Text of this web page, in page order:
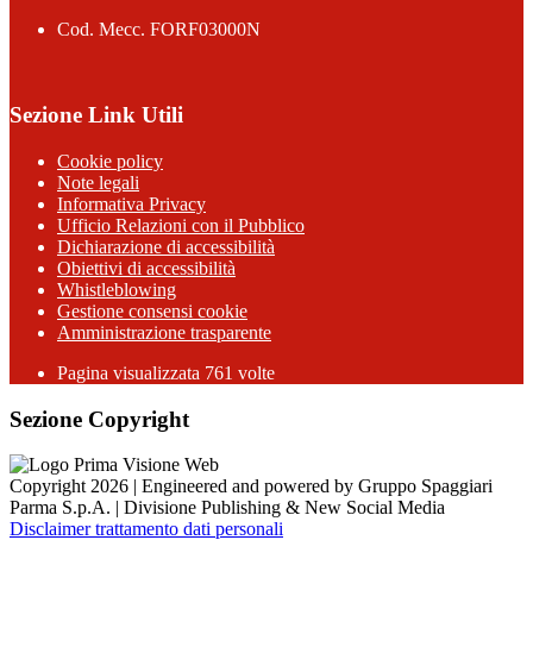
Cod. Mecc. FORF03000N
Sezione Link Utili
Cookie policy
Note legali
Informativa Privacy
Ufficio Relazioni con il Pubblico
Dichiarazione di accessibilità
Obiettivi di accessibilità
Whistleblowing
Gestione consensi cookie
Amministrazione trasparente
Pagina visualizzata 761 volte
Sezione Copyright
Copyright 2026 | Engineered and powered by Gruppo Spaggiari
Parma S.p.A. | Divisione Publishing & New Social Media
Disclaimer trattamento dati personali